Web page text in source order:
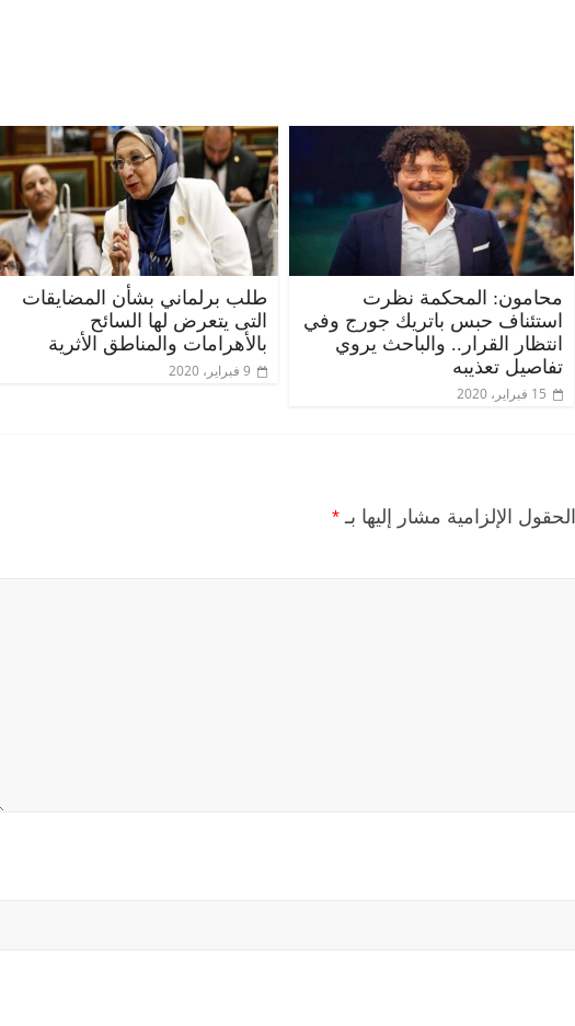
محامون: المحكمة نظرت
استئناف حبس باتريك جورج وفي
انتظار القرار.. والباحث يروي
تفاصيل تعذيبه
15 فبراير، 2020
طلب برلماني بشأن المضايقات
التى يتعرض لها السائح
بالأهرامات والمناطق الأثرية
9 فبراير، 2020
الحقول الإلزامية مشار إليها بـ *
(بروفايل)